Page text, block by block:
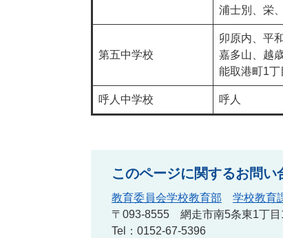
浦士別、栄
第五中学校
卯原内、平
嘉多山、越
能取港町1
呼人中学校 呼人
このページに関するお問い
教育委員会学校教育部 学校教育
〒093-8555
網走市南5条東1丁
Tel：0152-67-5396